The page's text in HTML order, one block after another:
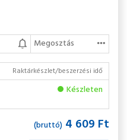
Megosztás
Raktárkészlet/beszerzési idő
Készleten
(bruttó) 4 609 Ft